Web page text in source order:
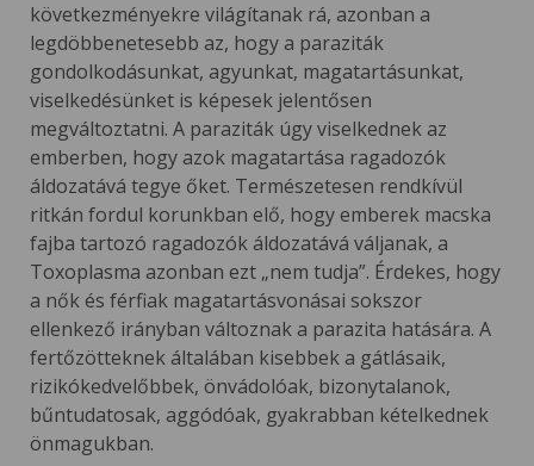
következményekre világítanak rá, azonban a
legdöbbenetesebb az, hogy a paraziták
gondolkodásunkat, agyunkat, magatartásunkat,
viselkedésünket is képesek jelentősen
megváltoztatni. A paraziták úgy viselkednek az
emberben, hogy azok magatartása ragadozók
áldozatává tegye őket. Természetesen rendkívül
ritkán fordul korunkban elő, hogy emberek macska
fajba tartozó ragadozók áldozatává váljanak, a
Toxoplasma azonban ezt „nem tudja”. Érdekes, hogy
a nők és férfiak magatartásvonásai sokszor
ellenkező irányban változnak a parazita hatására. A
fertőzötteknek általában kisebbek a gátlásaik,
rizikókedvelőbbek, önvádolóak, bizonytalanok,
bűntudatosak, aggódóak, gyakrabban kételkednek
önmagukban.